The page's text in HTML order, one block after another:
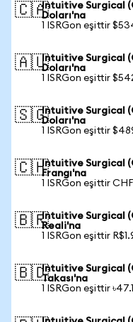
🇨🇦Intuitive Surgical
Doları'na
1 ISRGon eşittir
🇦🇺Intuitive Surgical
Doları'na
1 ISRGon eşittir
🇸🇬Intuitive Surgical
Doları'na
1 ISRGon eşittir
🇨🇭Intuitive Surgical
Frangı'na
1 ISRGon eşittir
🇧🇷Intuitive Surgical
Reali'na
1 ISRGon eşittir
🇧🇩Intuitive Surgical
Takası'na
1 ISRGon eşittir